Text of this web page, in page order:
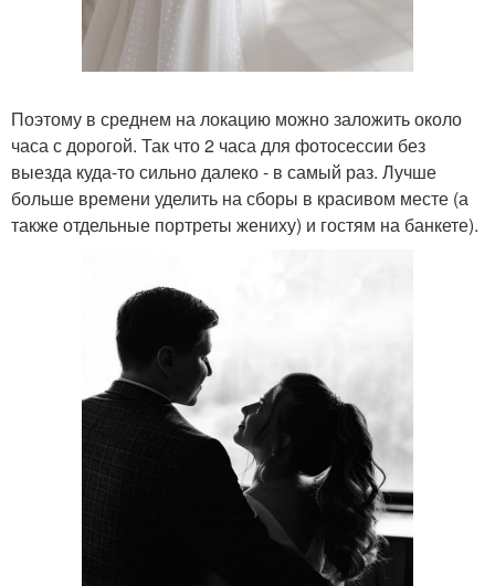
Поэтому в среднем на локацию можно заложить около
часа с дорогой. Так что 2 часа для фотосессии без
выезда куда-то сильно далеко - в самый раз. Лучше
больше времени уделить на сборы в красивом месте (а
также отдельные портреты жениху) и гостям на банкете).